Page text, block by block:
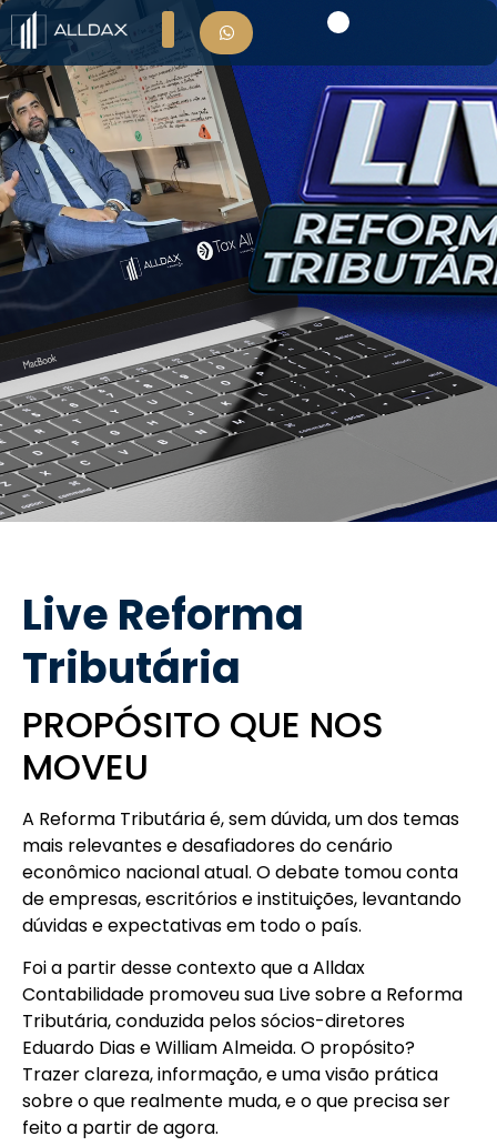
Live Reforma
Tributária
PROPÓSITO QUE NOS
MOVEU
A Reforma Tributária é, sem dúvida, um dos temas
mais relevantes e desafiadores do cenário
econômico nacional atual. O debate tomou conta
de empresas, escritórios e instituições, levantando
dúvidas e expectativas em todo o país.
Foi a partir desse contexto que a Alldax
Contabilidade promoveu sua Live sobre a Reforma
Tributária, conduzida pelos sócios-diretores
Eduardo Dias e William Almeida. O propósito?
Trazer clareza, informação, e uma visão prática
sobre o que realmente muda, e o que precisa ser
feito a partir de agora.